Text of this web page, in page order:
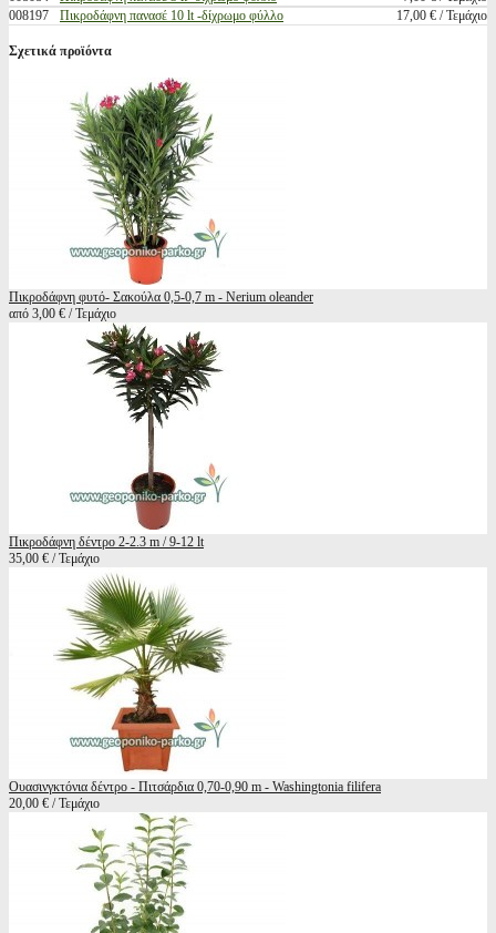
008197
Πικροδάφνη πανασέ 10 lt -δίχρωμο φύλλο 17,00 € / Τεμάχιο
Σχετικά προϊόντα
Πικροδάφνη φυτό- Σακούλα 0,5-0,7 m - Nerium oleander
από 3,00 € / Τεμάχιο
Πικροδάφνη δέντρο 2-2.3 m / 9-12 lt
35,00 € / Τεμάχιο
Ουασινγκτόνια δέντρο - Πιτσάρδια 0,70-0,90 m - Washingtonia filifera
20,00 € / Τεμάχιο